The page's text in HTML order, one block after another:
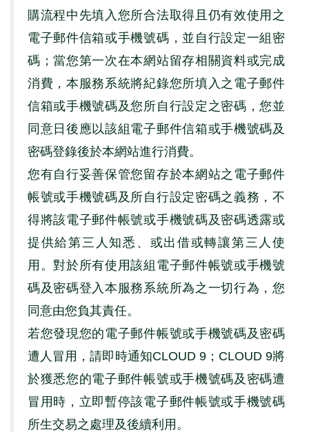
購流程中先填入您所合法取得且仍有效使用之
電子郵件信箱或手機號碼，並自行設定一組密
碼；當您第一次在本網站留存相關資料或完成
消費，本服務系統將紀錄您所填入之電子郵件
信箱或手機號碼及您所自行設定之密碼，您並
同意日後應以該組電子郵件信箱或手機號碼及
密碼登錄後於本網站進行消費。
您有自行妥善保管您留存於本網站之電子郵件
帳號或手機號碼及所自行設定密碼之義務，不
得將該電子郵件帳號或手機號碼及密碼透露或
提供給第三人知悉、或出借或轉讓第三人使
用。對於所有使用該組電子郵件帳號或手機號
碼及密碼登入本服務系統所為之一切行為，您
同意由您負其責任。
若您發現您的電子郵件帳號或手機號碼及密碼
遭人冒用，請即時通知CLOUD 9； CLOUD 9將
於獲悉您的電子郵件帳號或手機號碼及密碼遭
冒用時，立即暫停該電子郵件帳號或手機號碼
所生交易之處理及後續利用。